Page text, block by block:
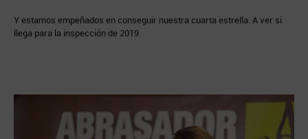
Y estamos empeñados en conseguir nuestra cuarta estrella. A ver si
llega para la inspección de 2019.